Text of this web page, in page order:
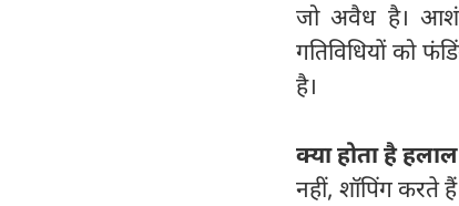
जो अवैध है।
गतिविधियों को
है।
क्‍या होता है
नहीं, शॉपिंग करते